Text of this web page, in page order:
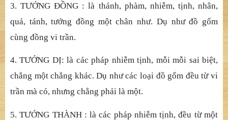
3. TƯỚNG ĐỒNG : là thánh, phàm, nhiễm, tịnh, nhân,
quả, tánh, tướng đồng một chân như. Dụ như đồ gốm
cùng đồng vi trần.
4. TƯỚNG DỊ: là các pháp nhiễm tịnh, mỗi mỗi sai biệt,
chẳng một chẳng khác. Dụ như các loại đồ gốm đều từ vi
trần mà có, nhưng chẳng phải là một.
5. TƯỚNG THÀNH : là các pháp nhiễm tịnh, đều từ một